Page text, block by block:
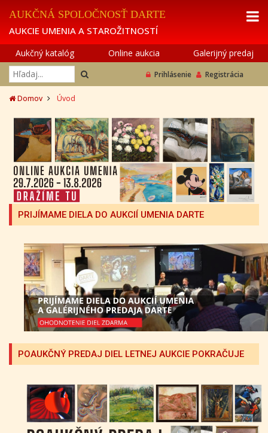
AUKČNÁ SPOLOČNOSŤ DARTE
AUKCIE UMENIA A STAROŽITNOSTÍ
Aukčný katalóg Online aukcia Galerijný predaj
Prihlásenie Registrácia
Domov Úvod
PRIJÍMAME DIELA DO AUKCIÍ UMENIA DARTE
POAUKČNÝ PREDAJ DIEL LETNEJ AUKCIE POKRAČUJE